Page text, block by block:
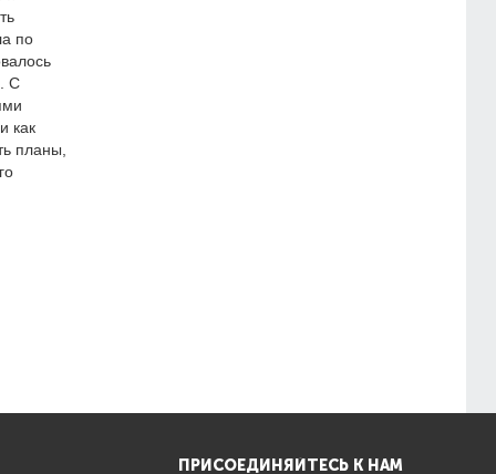
по
С
как
планы,
ПРИСОЕДИНЯЙТЕСЬ К НАМ